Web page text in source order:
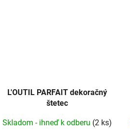
L'OUTIL PARFAIT dekoračný
štetec
Skladom - ihneď k odberu (2 ks)